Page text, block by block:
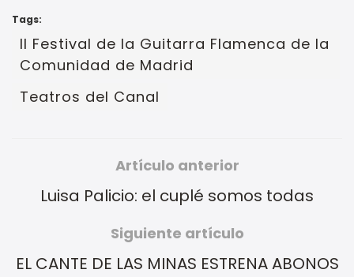
Tags:
II Festival de la Guitarra Flamenca de la
Comunidad de Madrid
Teatros del Canal
Artículo anterior
Luisa Palicio: el cuplé somos todas
Siguiente artículo
EL CANTE DE LAS MINAS ESTRENA ABONOS